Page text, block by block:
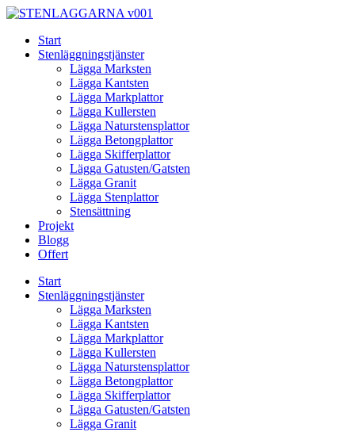
Skip
contentStart
Stenläggningstjänster
Lägga Marksten
Lägga Kantsten
Lägga Markplattor
Lägga Kullersten
Lägga Naturstensplattor
Lägga Betongplattor
Lägga Skifferplattor
Lägga Gatusten/Gatsten
Lägga Granit
Lägga Stenplattor
Stensättning
Projekt
Blogg
Offert
Start
Stenläggningstjänster
Lägga Marksten
Lägga Kantsten
Lägga Markplattor
Lägga Kullersten
Lägga Naturstensplattor
Lägga Betongplattor
Lägga Skifferplattor
Lägga Gatusten/Gatsten
Lägga Granit